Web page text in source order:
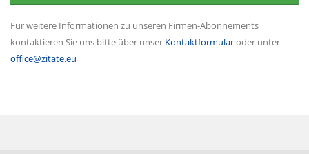
Für weitere Informationen zu unseren Firmen-Abonnements
kontaktieren Sie uns bitte über unser Kontaktformularoder unter
office@zitate.eu